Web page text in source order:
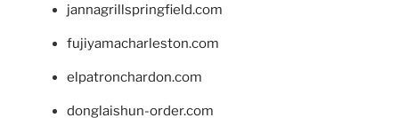
jannagrillspringfield.com
fujiyamacharleston.com
elpatronchardon.com
donglaishun-order.com